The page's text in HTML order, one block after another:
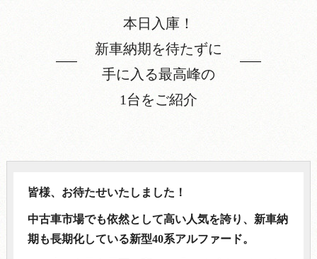
本日入庫！
新車納期を待たずに
手に入る最高峰の
1台をご紹介
皆様、お待たせいたしました！
中古車市場でも依然として高い人気を誇り、新車納
期も長期化している新型40系アルファード。